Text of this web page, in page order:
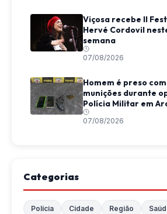
Viçosa recebe II
Hervé Cordovil
semana
07/08/2026
Homem é preso
munições durante
Polícia Militar em
07/08/2026
Categorias
Polícia Cidade Região